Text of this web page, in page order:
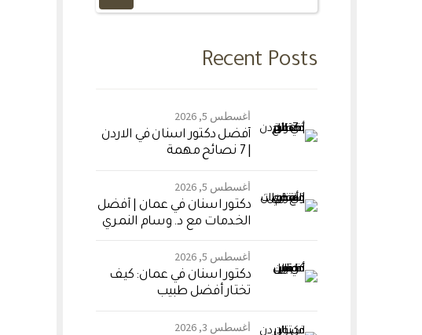
Recent Posts
أغسطس 5, 2026
أفضل دكتور اسنان في الاردن
| 7 نصائح مهمة
أغسطس 5, 2026
دكتور اسنان في عمان | أفضل
الخدمات مع د. وسام النمري
أغسطس 5, 2026
دكتور اسنان في عمان: كيف
تختار أفضل طبيب
أغسطس 3, 2026